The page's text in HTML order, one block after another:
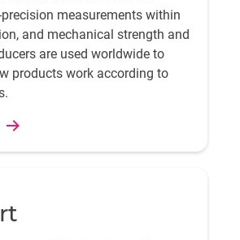
measurements within
and mechanical strength and
are used worldwide to
products work according to